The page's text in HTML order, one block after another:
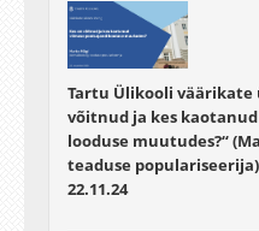
Tartu Ülikooli väärikate
võitnud ja kes
looduse muutudes?“
teaduse populariseerija)
22.11.24